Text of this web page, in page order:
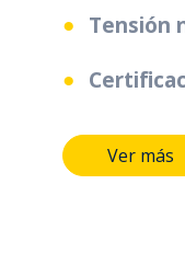
Tensión
Ver más